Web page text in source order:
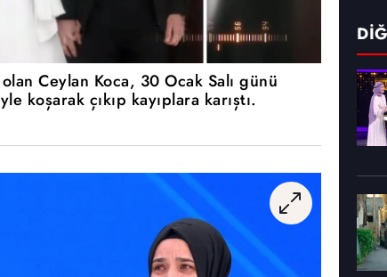
Ceylan Koca, 30 Ocak Salı günü
koşarak çıkıp kayıplara karıştı.